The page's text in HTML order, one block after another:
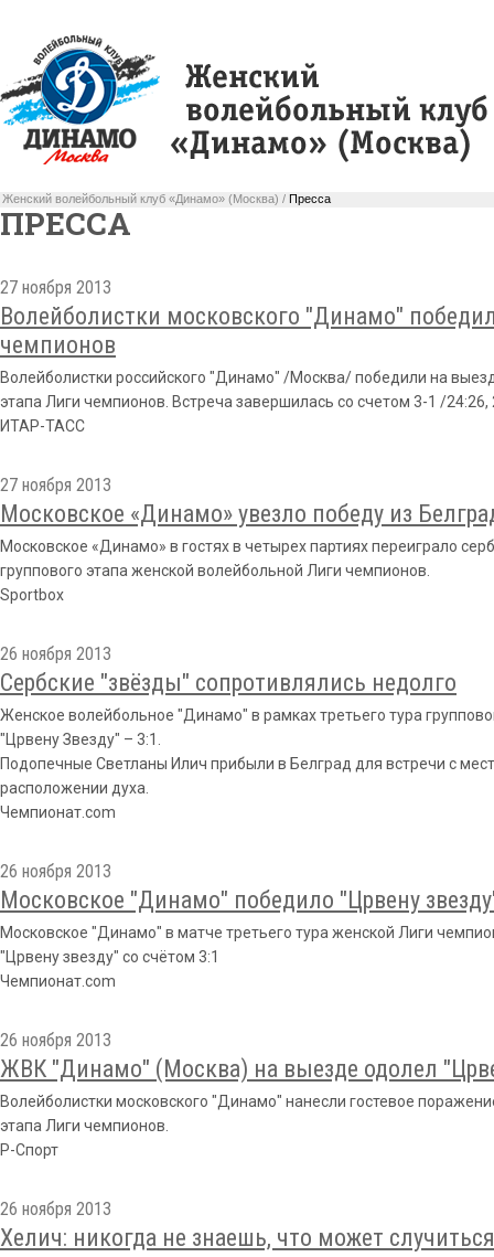
Женский волейбольный клуб «Динамо» (Москва) / Пресса
ПРЕССА
27 ноября 2013
Волейболистки московского "Динамо"
чемпионов
Волейболистки российского "Динамо" /Москва/ победили на
этапа Лиги чемпионов. Встреча завершилась со счетом 3-1 /24:26,
ИТАР-ТАСС
27 ноября 2013
Московское «Динамо» увезло победу из
Московское «Динамо» в гостях в четырех партиях переиграло
группового этапа женской волейбольной Лиги чемпионов.
Sportbox
26 ноября 2013
Сербские "звёзды" сопротивлялись недолго
Женское волейбольное "Динамо" в рамках третьего тура
"Црвену Звезду" – 3:1.
Подопечные Светланы Илич прибыли в Белград для встречи с
расположении духа.
Чемпионат.com
26 ноября 2013
Московское "Динамо" победило "Црвену
Московское "Динамо" в матче третьего тура женской Лиги
"Црвену звезду" со счётом 3:1
Чемпионат.com
26 ноября 2013
ЖВК "Динамо" (Москва) на выезде одолел
Волейболистки московского "Динамо" нанесли гостевое
этапа Лиги чемпионов.
Р-Спорт
26 ноября 2013
Хелич: никогда не знаешь, что может